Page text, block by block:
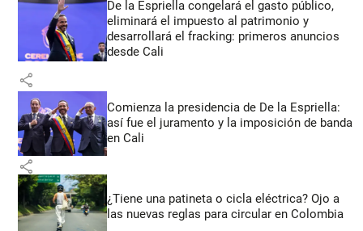
De la Espriella congelará el gasto público,
eliminará el impuesto al patrimonio y
desarrollará el fracking: primeros anuncios
desde Cali
share
Comienza la presidencia de De la Espriella:
así fue el juramento y la imposición de banda
en Cali
share
¿Tiene una patineta o cicla eléctrica? Ojo a
las nuevas reglas para circular en Colombia